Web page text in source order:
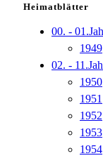
Heimatblätter
00. -
1949
02. -
1950
1951
1952
1953
1954